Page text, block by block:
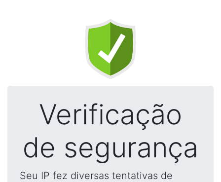
Verificação
de segurança
Seu IP fez diversas tentativas de